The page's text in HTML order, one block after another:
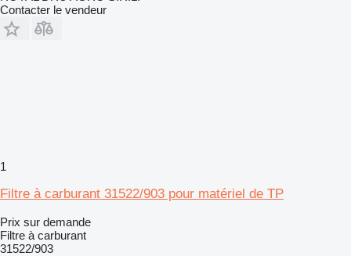
Contacter le vendeur
1
Filtre à carburant 31522/903 pour matériel de TP
Prix sur demande
Filtre à carburant
31522/903